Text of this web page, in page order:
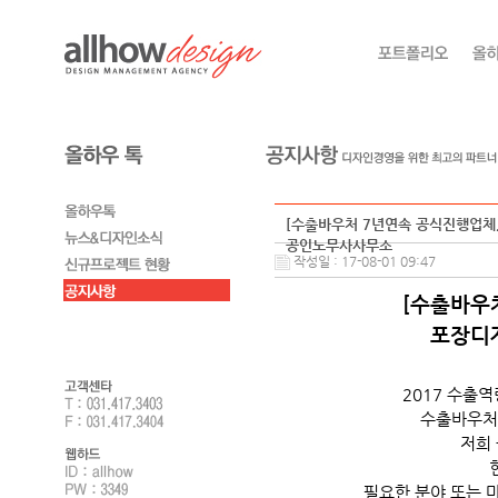
[수출바우처 7년연속 공식진행업
공인노무사사무소
작성일 : 17-08-01 09:47
[수출바
포장디
2017 수출역
수출바우
저희
필요한 분야 또는